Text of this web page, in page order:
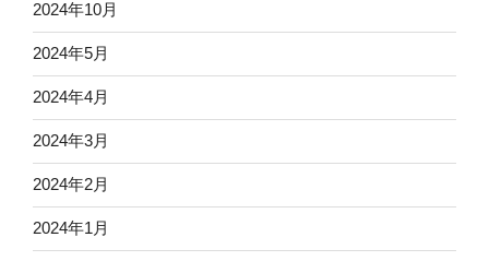
2024年10月
2024年5月
2024年4月
2024年3月
2024年2月
2024年1月